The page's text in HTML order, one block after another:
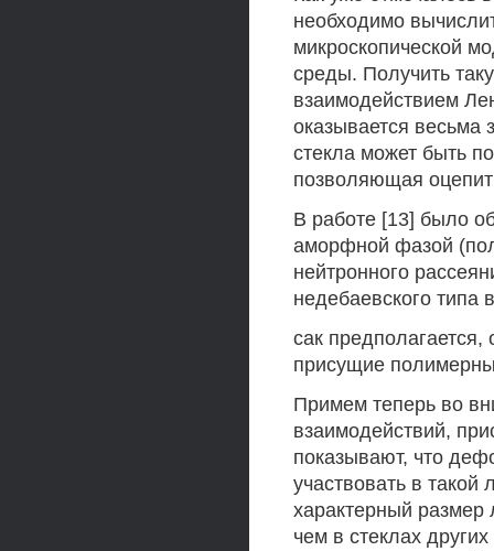
необходимо
микроскопической
среды. Получить
взаимодействием
оказывается весьма
стекла может быть
позволяющая
В работе [13] было
аморфной фазой
нейтронного
недебаевского типа
сак
присущие
Примем теперь во
взаимодействий,
показывают, что
участвовать в
характерный размер
чем в стеклах